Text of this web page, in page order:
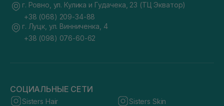
г. Ровно, ул. Кулика и Гудачека, 23 (ТЦ Экватор)
+38 (068) 209-34-88
г. Луцк, ул. Винниченка, 4
+38 (098) 076-60-62
СОЦИАЛЬНЫЕ СЕТИ
Sisters Hair Sisters Skin